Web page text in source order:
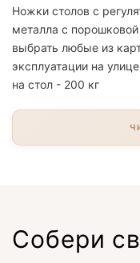
Ножки столов с
металла с
выбрать любые из
эксплуатации на
на стол - 200 кг
Собери